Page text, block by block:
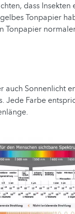
dass Insekten
Tonpapier
Tonpapier
auch Sonnenlicht
Jede Farbe